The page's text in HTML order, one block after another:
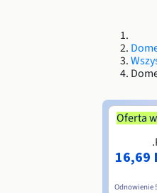
Oferta
16,69
Odnowienie